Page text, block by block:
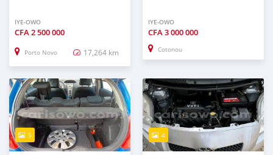
IYE-OWO
CFA2 500 000
Porto Novo 17,264 km
IYE-OWO
CFA3 000 000
Cotonou
5 4